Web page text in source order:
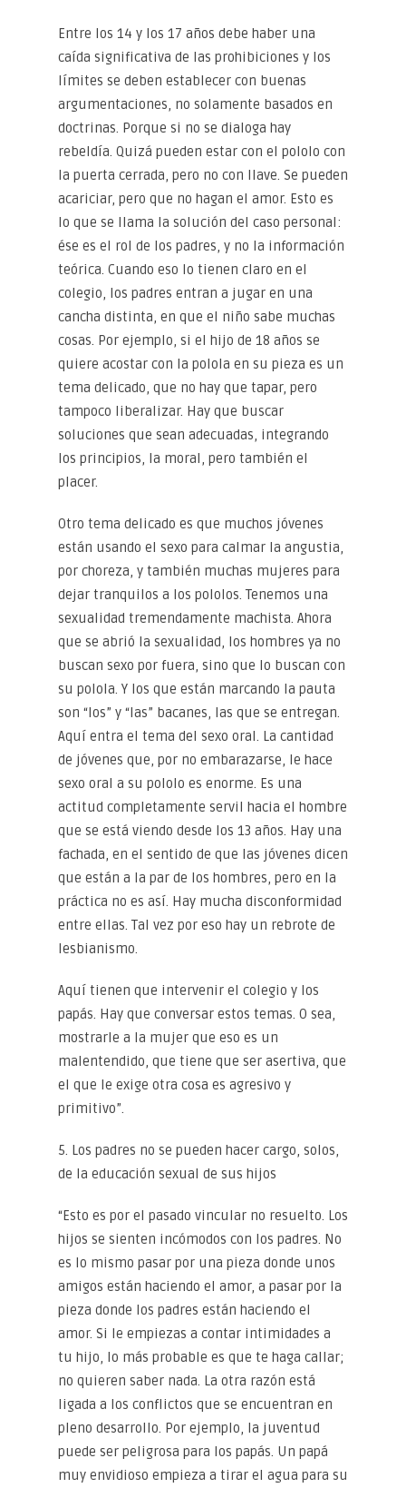
Entre los 14 y los 17 años debe haber una
caída significativa de las prohibiciones y los
límites se deben establecer con buenas
argumentaciones, no solamente basados en
doctrinas. Porque si no se dialoga hay
rebeldía. Quizá pueden estar con el pololo con
la puerta cerrada, pero no con llave. Se pueden
acariciar, pero que no hagan el amor. Esto es
lo que se llama la solución del caso personal:
ése es el rol de los padres, y no la información
teórica. Cuando eso lo tienen claro en el
colegio, los padres entran a jugar en una
cancha distinta, en que el niño sabe muchas
cosas. Por ejemplo, si el hijo de 18 años se
quiere acostar con la polola en su pieza es un
tema delicado, que no hay que tapar, pero
tampoco liberalizar. Hay que buscar
soluciones que sean adecuadas, integrando
los principios, la moral, pero también el
placer.
Otro tema delicado es que muchos jóvenes
están usando el sexo para calmar la angustia,
por choreza, y también muchas mujeres para
dejar tranquilos a los pololos. Tenemos una
sexualidad tremendamente machista. Ahora
que se abrió la sexualidad, los hombres ya no
buscan sexo por fuera, sino que lo buscan con
su polola. Y los que están marcando la pauta
son “los” y “las” bacanes, las que se entregan.
Aquí entra el tema del sexo oral. La cantidad
de jóvenes que, por no embarazarse, le hace
sexo oral a su pololo es enorme. Es una
actitud completamente servil hacia el hombre
que se está viendo desde los 13 años. Hay una
fachada, en el sentido de que las jóvenes dicen
que están a la par de los hombres, pero en la
práctica no es así. Hay mucha disconformidad
entre ellas. Tal vez por eso hay un rebrote de
lesbianismo.
Aquí tienen que intervenir el colegio y los
papás. Hay que conversar estos temas. O sea,
mostrarle a la mujer que eso es un
malentendido, que tiene que ser asertiva, que
el que le exige otra cosa es agresivo y
primitivo”.
5. Los padres no se pueden hacer cargo, solos,
de la educación sexual de sus hijos
“Esto es por el pasado vincular no resuelto. Los
hijos se sienten incómodos con los padres. No
es lo mismo pasar por una pieza donde unos
amigos están haciendo el amor, a pasar por la
pieza donde los padres están haciendo el
amor. Si le empiezas a contar intimidades a
tu hijo, lo más probable es que te haga callar;
no quieren saber nada. La otra razón está
ligada a los conflictos que se encuentran en
pleno desarrollo. Por ejemplo, la juventud
puede ser peligrosa para los papás. Un papá
muy envidioso empieza a tirar el agua para su